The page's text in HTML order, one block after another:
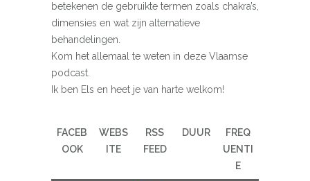
betekenen de gebruikte termen zoals chakra’s,
dimensies en wat zijn alternatieve
behandelingen.
Kom het allemaal te weten in deze Vlaamse
podcast.
Ik ben Els en heet je van harte welkom!
FACEB
OOK
WEBS
ITE
RSS
FEED
DUUR
FREQ
UENTI
E